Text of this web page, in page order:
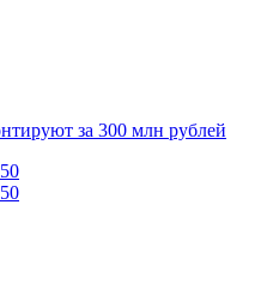
за 300 млн рублей